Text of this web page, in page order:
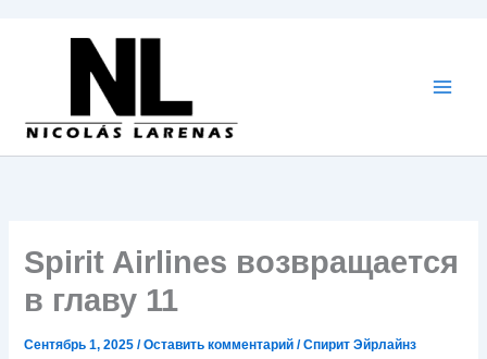
содержимому
Spirit Airlines возвращается
в главу 11
Сентябрь 1, 2025/Оставить комментарий /Спирит Эйрлайнз